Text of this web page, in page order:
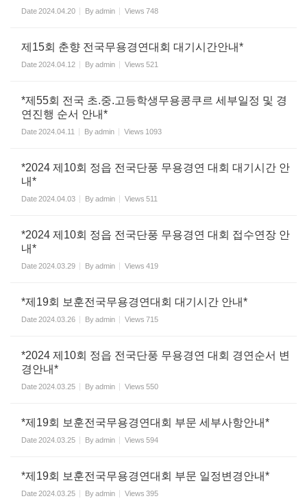
Date2024.04.20 Byadmin Views 748
제15회 춘향 전국무용경연대회 대기시간안내*
Date2024.04.12 Byadmin Views 521
*제55회 전국 초.중.고등학생무용콩쿠르 세부일정 및 경
연진행 순서 안내*
Date2024.04.11 Byadmin Views 1093
*2024 제10회 정읍 전국단풍 무용경연 대회 대기시간 안
내*
Date2024.04.03 Byadmin Views 511
*2024 제10회 정읍 전국단풍 무용경연 대회 접수연장 안
내*
Date2024.03.29 Byadmin Views 419
*제19회 보훈전국무용경연대회 대기시간 안내*
Date2024.03.26 Byadmin Views 715
*2024 제10회 정읍 전국단풍 무용경연 대회 경연순서 변
경안내*
Date2024.03.25 Byadmin Views 550
*제19회 보훈전국무용경연대회 부문 세부사항안내*
Date2024.03.25 Byadmin Views 594
*제19회 보훈전국무용경연대회 부문 일정변경안내*
Date2024.03.25 Byadmin Views 395